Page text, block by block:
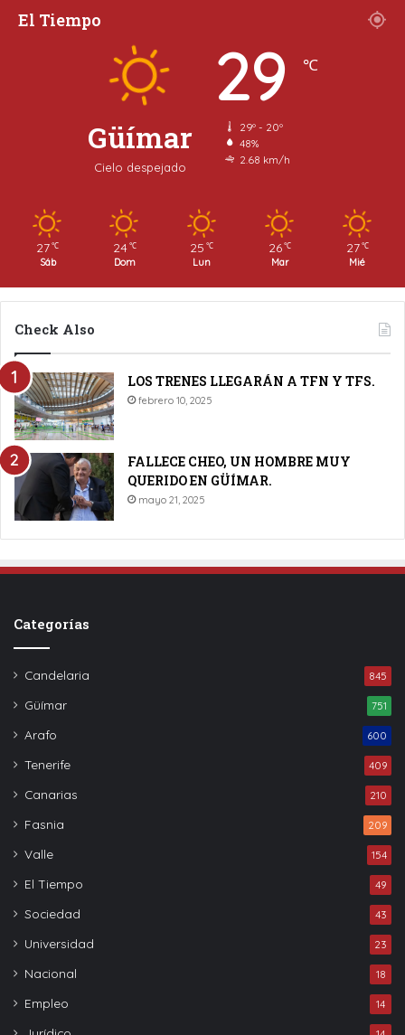
El Tiempo
Güímar
Cielo despejado
29 ℃
29º - 20º
48%
2.68 km/h
27 ℃
Sáb
24 ℃
Dom
25 ℃
Lun
26 ℃
Mar
27 ℃
Mié
Check Also
LOS TRENES LLEGARÁN A TFN Y TFS.
febrero 10, 2025
FALLECE CHEO, UN HOMBRE MUY
QUERIDO EN GÜÍMAR.
mayo 21, 2025
Categorías
Candelaria 845
Güímar 751
Arafo 600
Tenerife 409
Canarias 210
Fasnia 209
Valle 154
El Tiempo 49
Sociedad 43
Universidad 23
Nacional 18
Empleo 14